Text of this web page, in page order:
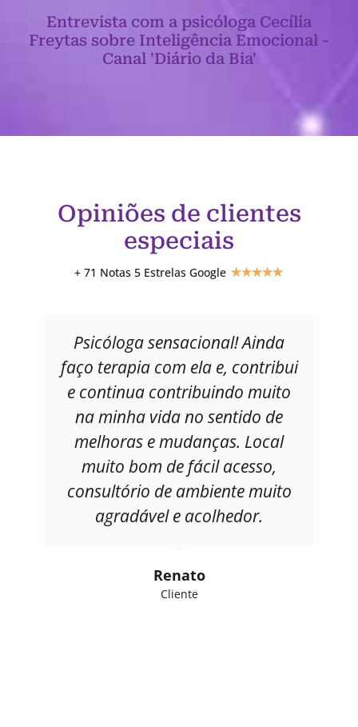
Entrevista com a psicóloga Cecília
Freytas sobre Inteligência Emocional -
Canal 'Diário da Bia'
Opiniões de clientes
especiais
+ 71 Notas 5 Estrelas Google ★★★★★
Psicóloga sensacional! Ainda
faço terapia com ela e, contribui
e continua contribuindo muito
na minha vida no sentido de
melhoras e mudanças. Local
muito bom de fácil acesso,
consultório de ambiente muito
agradável e acolhedor.
Renato
Cliente